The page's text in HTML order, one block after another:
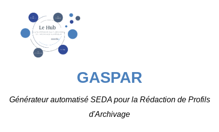
GASPAR
Générateur automatisé SEDA pour la Rédaction de Profils
d'Archivage